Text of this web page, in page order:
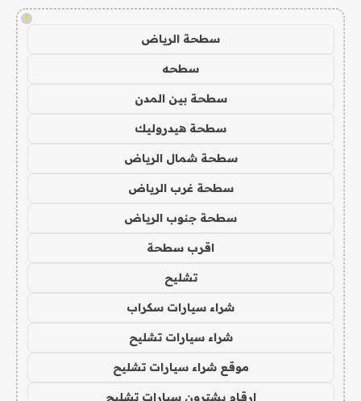
!
سطحة الرياض
سطحه
سطحة بين المدن
سطحة هيدروليك
سطحة شمال الرياض
سطحة غرب الرياض
سطحة جنوب الرياض
اقرب سطحة
تشليح
شراء سيارات سكراب
شراء سيارات تشليح
موقع شراء سيارات تشليح
ارقام يشترون سيارات تشليح